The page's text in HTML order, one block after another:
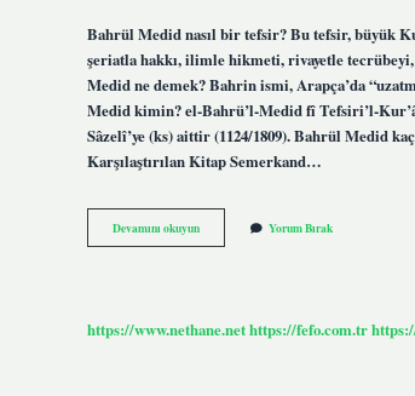
Bahrül Medid nasıl bir tefsir? Bu tefsir, büyük
şeriatla hakkı, ilimle hikmeti, rivayetle
Medid ne demek? Bahrin ismi, Arapça’da
Medid kimin? el-Bahrü’l-Medid fî Tefsiri’l-
Sâzelî’ye (ks) aittir (1124/1809). Bahrül Medid
Karşılaştırılan Kitap Semerkand…
Devamını okuyunBahrül
Medid
Yorum Bırak
https://www.nethane.nethttps://fefo.com.tr